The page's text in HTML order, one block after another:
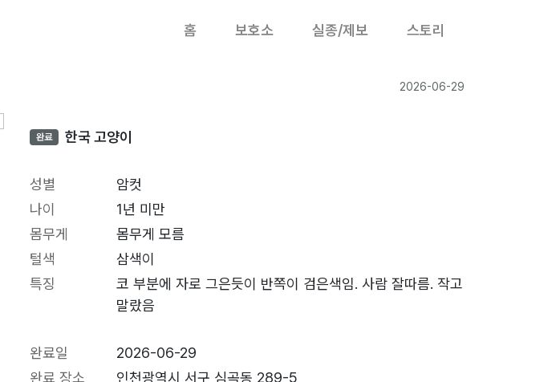
홈 보호소 실종/제보 스토리
2026-06-29
완료 한국 고양이
성별
암컷
나이
1년 미만
몸무게
몸무게 모름
털색
삼색이
특징
코 부분에 자로 그은듯이 반쪽이 검은색임. 사람 잘따름. 작고
말랐음
완료일
2026-06-29
완료 장소
인천광역시 서구 심곡동 289-5